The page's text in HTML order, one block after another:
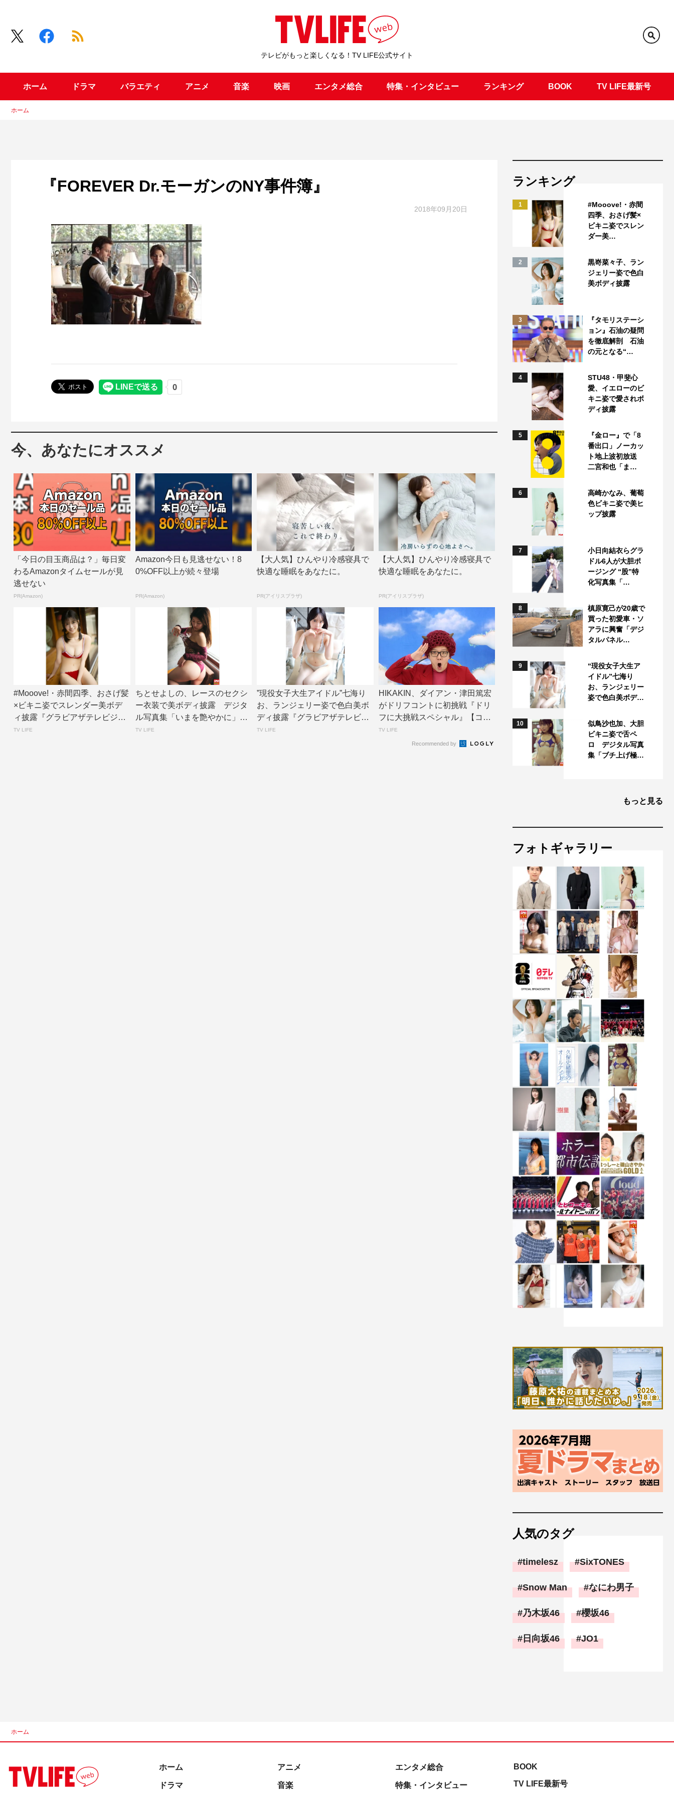
テレビがもっと楽しくなる！TV LIFE公式サイト
ホーム ドラマ バラエティ アニメ 音楽 映画 エンタメ総合 特集・インタビュー ランキング BOOK TV LIFE最新号
ホーム
『FOREVER Dr.モーガンのNY事件簿』
2018年09月20日
今、あなたにオススメ
「今日の目玉商品は？」毎日変
わるAmazonタイムセールが見
逃せない
PR(Amazon)
Amazon今日も見逃せない！8
0%OFF以上が続々登場
PR(Amazon)
【大人気】ひんやり冷感寝具で
快適な睡眠をあなたに。
PR(アイリスプラザ)
【大人気】ひんやり冷感寝具で
快適な睡眠をあなたに。
PR(アイリスプラザ)
#Mooove!・赤間四季、おさげ髪
×ビキニ姿でスレンダー美ボデ
ィ披露『グラビアザテレビジョ
ン』アザ...
TV LIFE
ちとせよしの、レースのセクシ
ー衣装で美ボディ披露 デジタ
ル写真集「いまを艶やかに」誌
面カット公開 |...
TV LIFE
”現役女子大生アイドル”七海り
お、ランジェリー姿で色白美ボ
ディ披露『グラビアザテレビジ
ョン』アザーカ...
TV LIFE
HIKAKIN、ダイアン・津田篤宏
がドリフコントに初挑戦『ドリ
フに大挑戦スペシャル』【コメ
ントあり】...
TV LIFE
Recommended by
ランキング
1
#Mooove!・赤間
四季、おさげ髪×
ビキニ姿でスレン
ダー美…
2
黒嵜菜々子、ラン
ジェリー姿で色白
美ボディ披露
3
『タモリステーシ
ョン』石油の疑問
を徹底解剖 石油
の元となる“…
4
STU48・甲斐心
愛、イエローのビ
キニ姿で愛されボ
ディ披露
5
『金ロー』で「8
番出口」ノーカッ
ト地上波初放送
二宮和也「ま…
6
高崎かなみ、葡萄
色ビキニ姿で美ヒ
ップ披露
7
小日向結衣らグラ
ドル6人が大胆ポ
ージング “股”特
化写真集「…
8
槙原寛己が20歳で
買った初愛車・ソ
アラに興奮「デジ
タルパネル…
9
“現役女子大生ア
イドル”七海り
お、ランジェリー
姿で色白美ボデ…
10
似鳥沙也加、大胆
ビキニ姿で舌ペ
ロ デジタル写真
集「ブチ上げ極…
もっと見る
フォトギャラリー
人気のタグ
timelesz SixTONES
Snow Man なにわ男子
乃木坂46 櫻坂46
日向坂46 JO1
ホーム
ホーム
ドラマ
アニメ
音楽
エンタメ総合
特集・インタビュー
BOOK
TV LIFE最新号